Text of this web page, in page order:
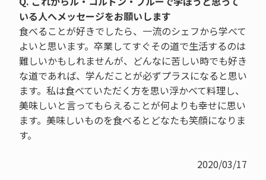
いる人へメッセージをお願いします
食べることが好きでしたら、一流のシェフから学べて
よいと思います。卒業してすぐその道で生活するのは
難しいかもしれませんが、どんなに苦しい時でも好き
な道であれば、学んだことが必ずプラスになると思い
ます。私は食べていただく方を思い浮かべて料理し、
美味しいと言ってもらえることが何よりも幸せに思い
ます。美味しいものを食べるとどなたも笑顔になりま
す。
2020/03/17